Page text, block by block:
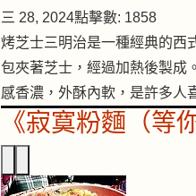
三 28, 2024點擊數: 1858
烤芝士三明治是一種經典的西
包夾著芝士，經過加熱後製成
感香濃，外酥內軟，是許多人
《寂寞粉麵（等